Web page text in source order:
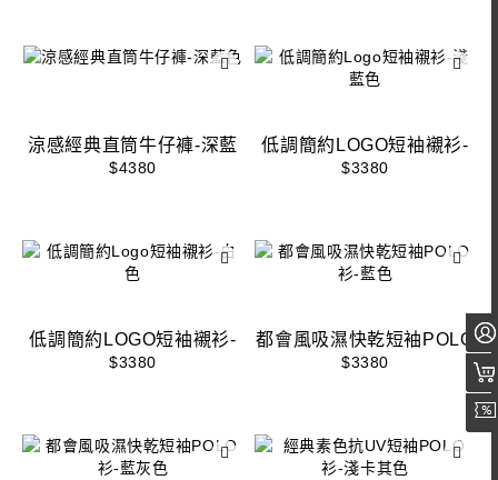
涼感經典直筒牛仔褲-深藍
色
$4380
低調簡約LOGO短袖襯衫-
淺藍色
$3380
低調簡約LOGO短袖襯衫-
白色
$3380
都會風吸濕快乾短袖POLO
衫-藍色
$3380